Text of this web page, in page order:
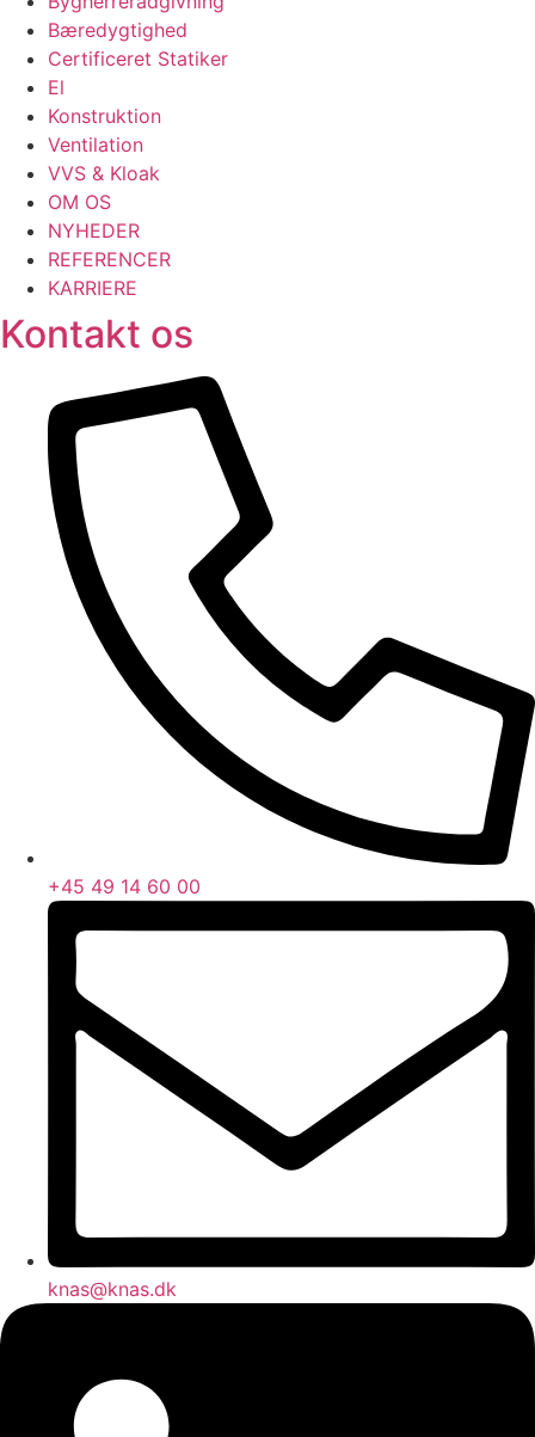
Bæredygtighed
Certificeret Statiker
El
Konstruktion
Ventilation
VVS & Kloak
OM OS
NYHEDER
REFERENCER
KARRIERE
Kontakt os
+45 49 14 60 00
knas@knas.dk